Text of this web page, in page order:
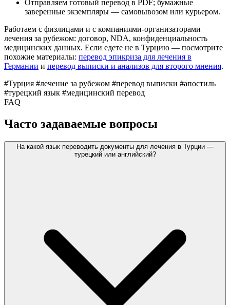
Отправляем готовый перевод в PDF; бумажные
заверенные экземпляры — самовывозом или курьером.
Работаем с физлицами и с компаниями-организаторами
лечения за рубежом: договор, NDA, конфиденциальность
медицинских данных. Если едете не в Турцию — посмотрите
похожие материалы: перевод эпикриза для лечения в
Германии и перевод выписки и анализов для второго мнения.
#Турция #лечение за рубежом #перевод выписки #апостиль
#турецкий язык #медицинский перевод
FAQ
Часто задаваемые вопросы
На какой язык переводить документы для лечения в Турции —
турецкий или английский?